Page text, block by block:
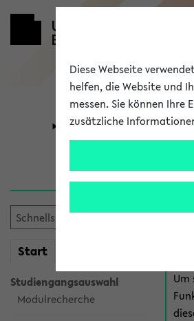
Universität
Start
Studiengangsauswahl
Modulrecherche
Es
Um
Diese Webseite
helfen, die Website und
messen. Sie können
zusätzliche